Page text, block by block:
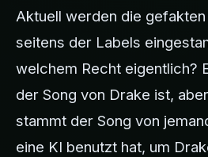
Aktuell werden die
seitens der Labels
welchem Recht eigentlich?
der Song von Drake ist,
stammt der Song von
eine KI benutzt hat, um